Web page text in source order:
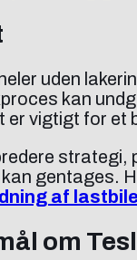
uden
kan
er vigtigt for
strategi,
gentages.
af
om